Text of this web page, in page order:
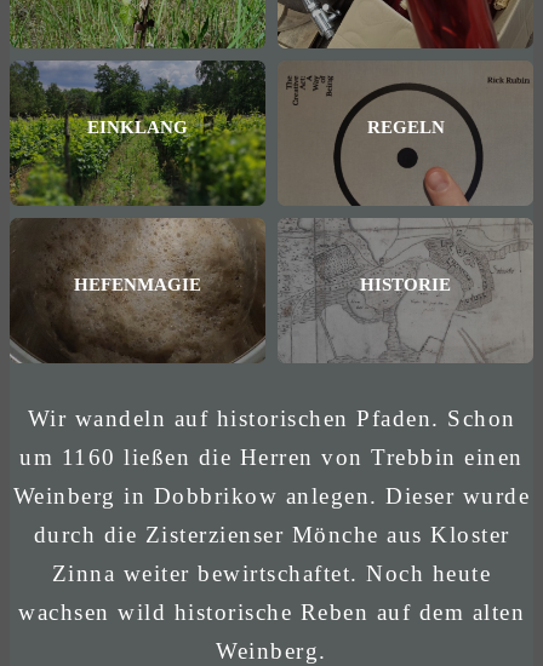
EINKLANG REGELN
HEFENMAGIE HISTORIE
Wir wandeln auf historischen Pfaden. Schon
um 1160 ließen die Herren von Trebbin einen
Weinberg in Dobbrikow anlegen. Dieser wurde
durch die Zisterzienser Mönche aus Kloster
Zinna weiter bewirtschaftet. Noch heute
wachsen wild historische Reben auf dem alten
Weinberg.